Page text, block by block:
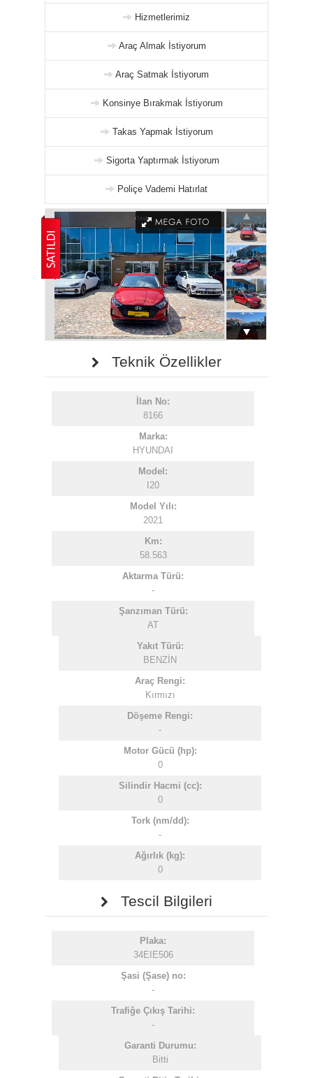
Hizmetlerimiz
Araç Almak İstiyorum
Araç Satmak İstiyorum
Konsinye Bırakmak İstiyorum
Takas Yapmak İstiyorum
Sigorta Yaptırmak İstiyorum
Poliçe Vademi Hatırlat
Teknik Özellikler
İlan No:
8166
Marka:
HYUNDAI
Model:
I20
Model Yılı:
2021
Km:
58.563
Aktarma Türü:
-
Şanzıman Türü:
AT
Yakıt Türü:
BENZİN
Araç Rengi:
Kırmızı
Döşeme Rengi:
-
Motor Gücü (hp):
0
Silindir Hacmi (cc):
0
Tork (nm/dd):
-
Ağırlık (kg):
0
Tescil Bilgileri
Plaka:
34EIE506
Şasi (Şase) no:
-
Trafiğe Çıkış Tarihi:
-
Garanti Durumu:
Bitti